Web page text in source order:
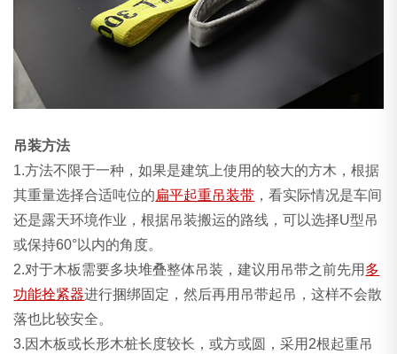
吊装方法
1.方法不限于一种，如果是建筑上使用的较大的方木，根据
其重量选择合适吨位的扁平起重吊装带 ，看实际情况是车间
还是露天环境作业，根据吊装搬运的路线，可以选择U型吊
或保持60°以内的角度。
2.对于木板需要多块堆叠整体吊装，建议用吊带之前先用 多
功能拴紧器进行捆绑固定，然后再用吊带起吊，这样不会散
落也比较安全。
3.因木板或长形木桩长度较长，或方或圆，采用2根起重吊